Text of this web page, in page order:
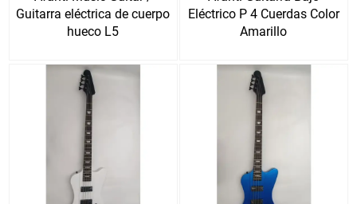
Guitarra eléctrica de cuerpo
hueco L5
Eléctrico P 4 Cuerdas Color
Amarillo